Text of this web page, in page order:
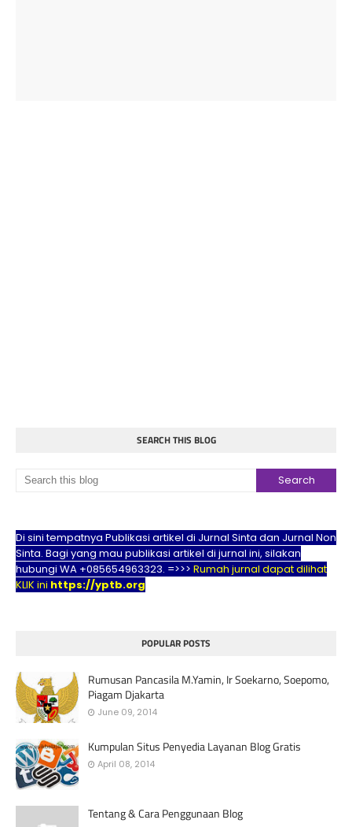
SEARCH THIS BLOG
Di sini tempatnya Publikasi artikel di Jurnal Sinta dan Jurnal Non
Sinta. Bagi yang mau publikasi artikel di jurnal ini, silakan
hubungi WA +085654963323. =>>> Rumah jurnal dapat dilihat
KLIK ini https://yptb.org
POPULAR POSTS
Rumusan Pancasila M.Yamin, Ir Soekarno, Soepomo,
Piagam Djakarta
June 09, 2014
Kumpulan Situs Penyedia Layanan Blog Gratis
April 08, 2014
Tentang & Cara Penggunaan Blog